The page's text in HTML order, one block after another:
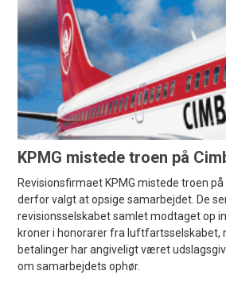
KPMG mistede troen på
Revisionsfirmaet KPMG mistede troen
derfor valgt at opsige samarbejdet. De
revisionsselskabet samlet modtaget op
kroner i honorarer fra luftfartsselskabet,
betalinger har angiveligt været
om samarbejdets ophør.